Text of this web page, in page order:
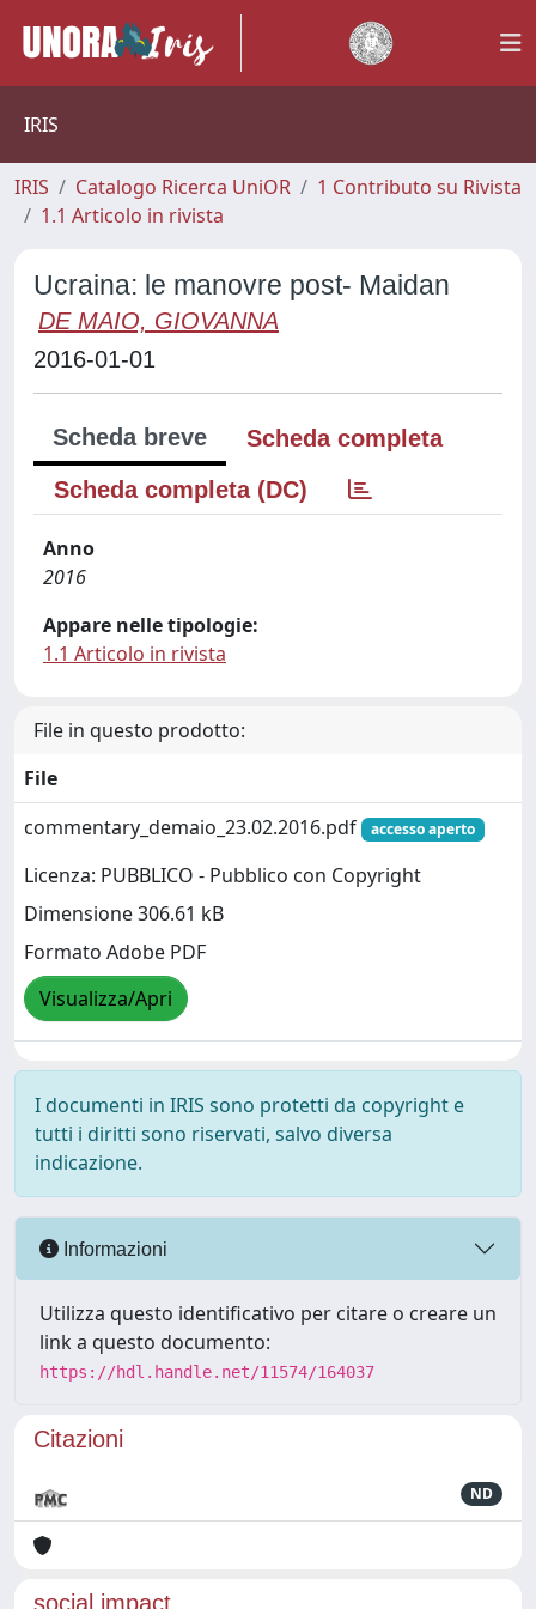
IRIS
IRIS Catalogo Ricerca UniOR
1 Contributo su Rivista
1.1 Articolo in rivista
Ucraina: le manovre post- Maidan
DE MAIO, GIOVANNA
2016-01-01
Scheda breve
Scheda completa
Scheda completa (DC)
Anno
2016
Appare nelle tipologie:
1.1 Articolo in rivista
File in questo prodotto:
File
commentary_demaio_23.02.2016.pdf
accesso aperto
Licenza: PUBBLICO - Pubblico con Copyright
Dimensione 306.61 kB
Formato Adobe PDF
Visualizza/Apri
I documenti in IRIS sono protetti da copyright e
tutti i diritti sono riservati, salvo diversa
indicazione.
Informazioni
Utilizza questo identificativo per citare o creare un
link a questo documento:
https://hdl.handle.net/11574/164037
Citazioni
ND
social impact